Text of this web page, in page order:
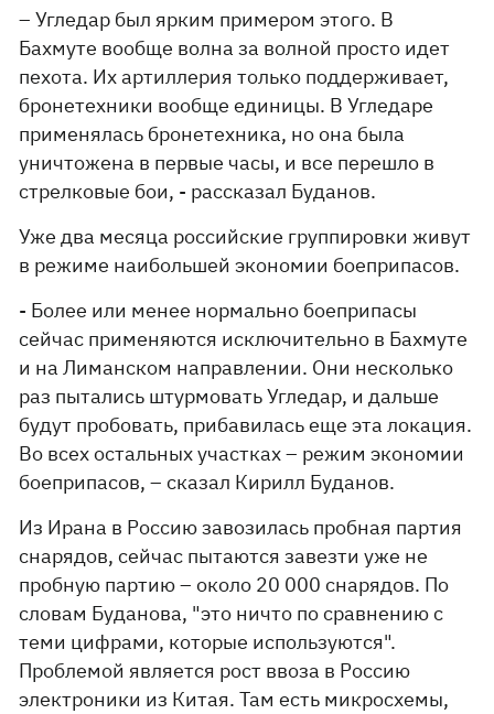
– Угледар был ярким примером этого. В
Бахмуте вообще волна за волной просто идет
пехота. Их артиллерия только поддерживает,
бронетехники вообще единицы. В Угледаре
применялась бронетехника, но она была
уничтожена в первые часы, и все перешло в
стрелковые бои, - рассказал Буданов.
Уже два месяца российские группировки живут
в режиме наибольшей экономии боеприпасов.
- Более или менее нормально боеприпасы
сейчас применяются исключительно в Бахмуте
и на Лиманском направлении. Они несколько
раз пытались штурмовать Угледар, и дальше
будут пробовать, прибавилась еще эта локация.
Во всех остальных участках – режим экономии
боеприпасов, – сказал Кирилл Буданов.
Из Ирана в Россию завозилась пробная партия
снарядов, сейчас пытаются завезти уже не
пробную партию – около 20 000 снарядов. По
словам Буданова, "это ничто по сравнению с
теми цифрами, которые используются".
Проблемой является рост ввоза в Россию
электроники из Китая. Там есть микросхемы,